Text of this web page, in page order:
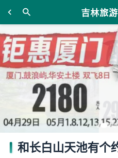
吉林旅
和长白山天池有个